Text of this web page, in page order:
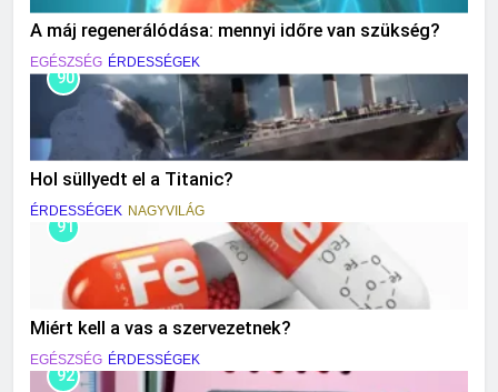
A máj regenerálódása: mennyi időre van szükség?
EGÉSZSÉG ÉRDESSÉGEK
90
Hol süllyedt el a Titanic?
ÉRDESSÉGEK NAGYVILÁG
91
Miért kell a vas a szervezetnek?
EGÉSZSÉG ÉRDESSÉGEK
92